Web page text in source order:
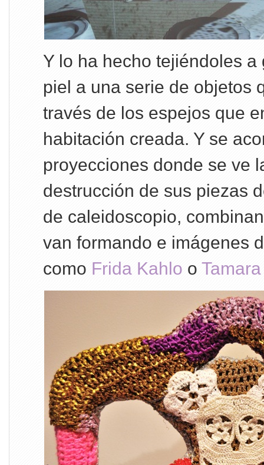
Y lo ha hecho tejiéndoles
piel a una serie de objetos
través de los espejos que
habitación creada. Y se
proyecciones donde se ve
destrucción de sus piezas
de caleidoscopio,
van formando e imágenes
como Frida Kahlo o